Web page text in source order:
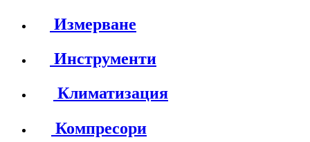
Измерване
Инструменти
Климатизация
Компресори